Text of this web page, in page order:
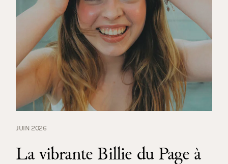
JUIN 2026
La vibrante Billie du Page à